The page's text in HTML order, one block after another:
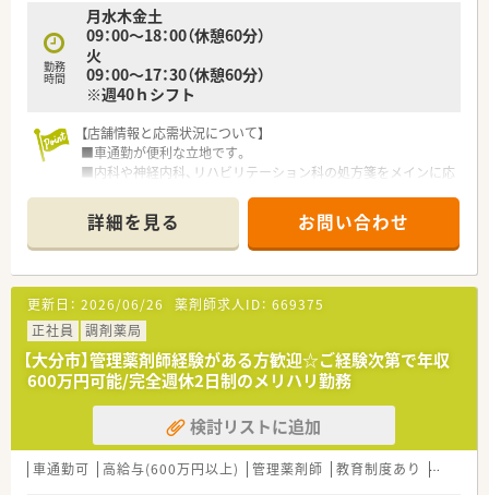
勤務
時間
月水木金土
09：00～18：00（休憩60分）
火
09：00～17：30（休憩60分）
※週40ｈシフト
【店舗情報と応需状況について】
■車通勤が便利な立地です。
■内科や神経内科、リハビリテーション科の処方箋をメインに応
■1日の処方箋枚数は77枚程度あり、薬剤師は正社員2名体制で
対応しています。
【法人特徴について】
■大手グループの一員として安定した経営基盤を持ち、九州エリ
アで展開しています。
■3年未満の離職率は5％程度と非常に低く、長く働きやすい環
境が自慢の企業です。
■地域連携薬局や健康サポート薬局の認定取得にも、会社全体で
積極的に取り組んでいます。
【求人情報について】
■経験次第では年収600万円の相談が可能であり、高収入を目指
せる好条件の求人です。
詳細を見る お問い合わせ
更新日： 2026/06/26 薬剤師求人ID： 669375
正社員
調剤薬局
【大分市】管理薬剤師経験がある方歓迎☆ご経験次第で年収
600万円可能/完全週休2日制のメリハリ勤務
検討リストに追加
車通勤可 高給与(600万円以上) 管理薬剤師 教育制度あり シフト